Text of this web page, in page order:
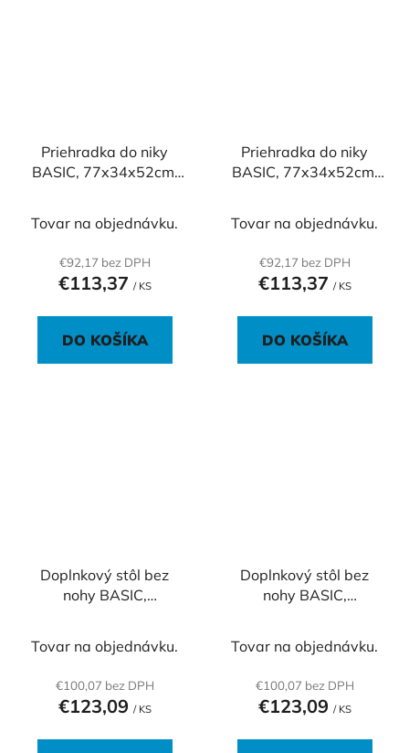
Priehradka do niky
BASIC, 77x34x52cm,
Tovar na objednávku.
€92,17 bez DPH
€113,37 / KS
DO KOŠÍKA
Priehradka do niky
BASIC, 77x34x52cm,
Tovar na objednávku.
€92,17 bez DPH
€113,37 / KS
DO KOŠÍKA
Doplnkový stôl bez
nohy BASIC,
Tovar na objednávku.
€100,07 bez DPH
€123,09 / KS
Doplnkový stôl bez
nohy BASIC,
Tovar na objednávku.
€100,07 bez DPH
€123,09 / KS